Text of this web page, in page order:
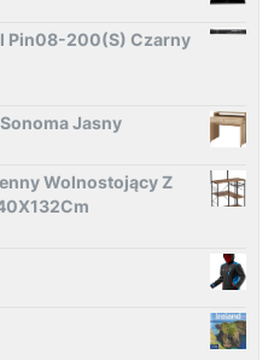
Pin08-200(S) Czarny
Jasny
Wolnostojący Z